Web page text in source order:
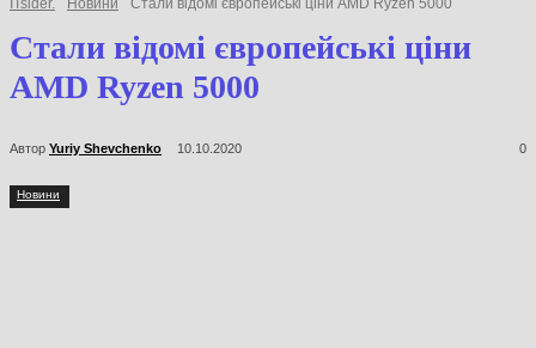
ITsider. Новини Стали відомі європейські ціни AMD Ryzen 5000
Стали відомі європейські ціни
AMD Ryzen 5000
Автор Yuriy Shevchenko 10.10.2020 0
Новини